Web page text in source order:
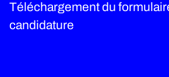
Téléchargement du
candidature